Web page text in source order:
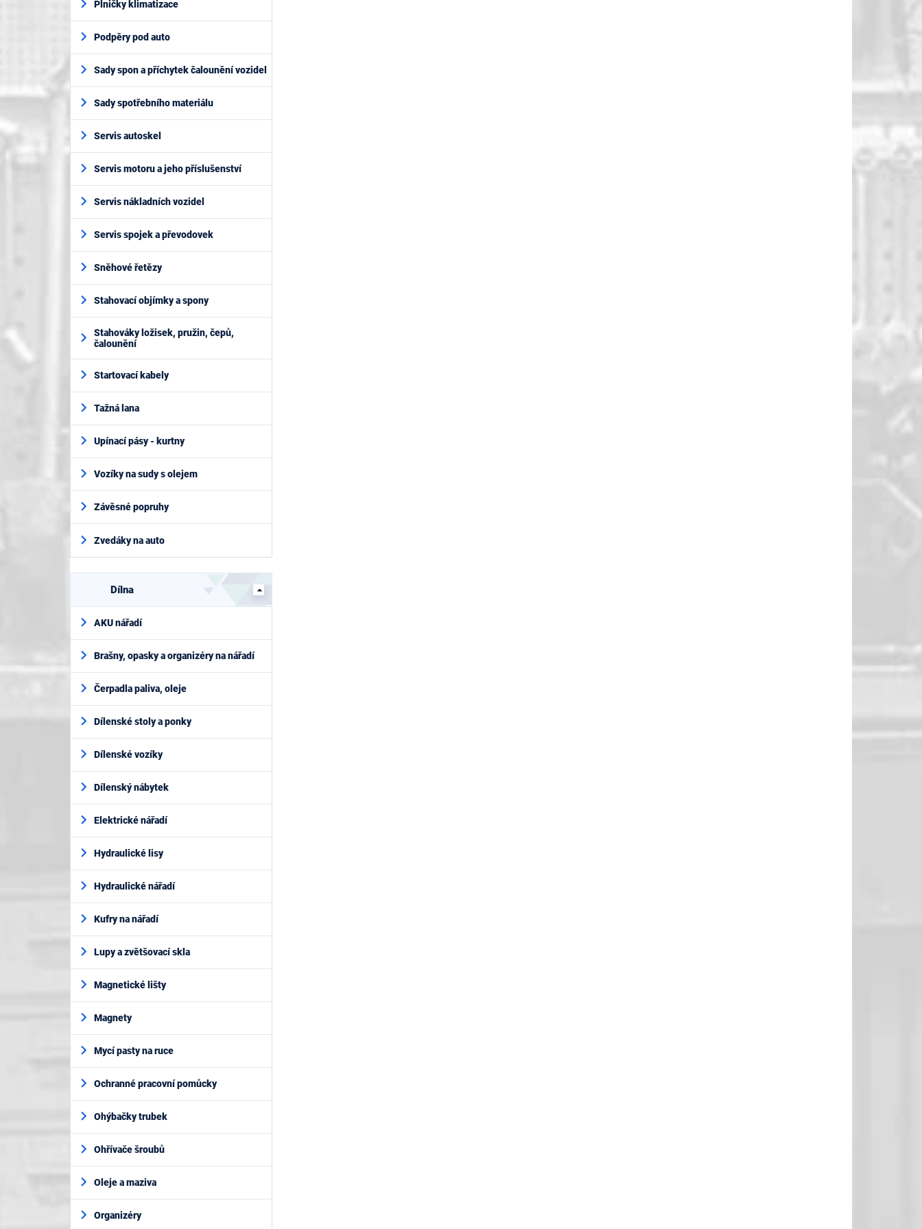
Plničky klimatizace
Podpěry pod auto
Sady spon a příchytek čalounění vozidel
Sady spotřebního materiálu
Servis autoskel
Servis motoru a jeho příslušenství
Servis nákladních vozidel
Servis spojek a převodovek
Sněhové řetězy
Stahovací objímky a spony
Stahováky ložisek, pružin, čepů,
čalounění
Startovací kabely
Tažná lana
Upínací pásy - kurtny
Vozíky na sudy s olejem
Závěsné popruhy
Zvedáky na auto
Dílna
AKU nářadí
Brašny, opasky a organizéry na nářadí
Čerpadla paliva, oleje
Dílenské stoly a ponky
Dílenské vozíky
Dílenský nábytek
Elektrické nářadí
Hydraulické lisy
Hydraulické nářadí
Kufry na nářadí
Lupy a zvětšovací skla
Magnetické lišty
Magnety
Mycí pasty na ruce
Ochranné pracovní pomůcky
Ohýbačky trubek
Ohřívače šroubů
Oleje a maziva
Organizéry